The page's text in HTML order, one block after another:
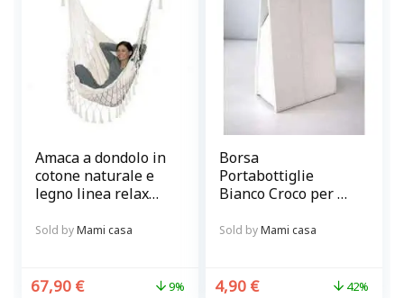
Amaca a dondolo in
cotone naturale e
legno linea relax
Sold byMami casa
67,90 € 9%
Borsa
Portabottiglie
Bianco Croco per 2
bottiglie di vino con
Sold byMami casa
4,90 € 42%